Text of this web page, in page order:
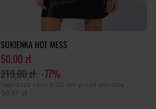
SUKIENKA HOT MESS
50,00 zł
219,00 zł -77%
Najniższa cena z 30 dni przed obniżką
50,37 zł